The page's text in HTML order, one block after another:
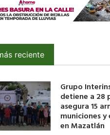
reciente
Grupo
detiene a 28
asegura 15
municiones
en Mazatlán